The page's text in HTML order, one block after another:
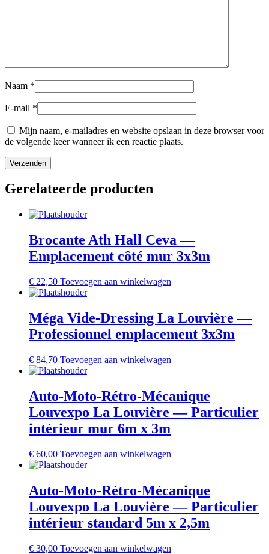
Naam *
E-mail *
Mijn naam, e-mailadres en website opslaan in deze browser voor
de volgende keer wanneer ik een reactie plaats.
Gerelateerde producten
Brocante Ath Hall Ceva —
Emplacement côté mur 3x3m
€ 22,50 Toevoegen aan winkelwagen
Méga Vide-Dressing La Louvière —
Professionnel emplacement 3x3m
€ 84,70 Toevoegen aan winkelwagen
Auto-Moto-Rétro-Mécanique
Louvexpo La Louvière — Particulier
intérieur mur 6m x 3m
€ 60,00 Toevoegen aan winkelwagen
Auto-Moto-Rétro-Mécanique
Louvexpo La Louvière — Particulier
intérieur standard 5m x 2,5m
€ 30,00 Toevoegen aan winkelwagen